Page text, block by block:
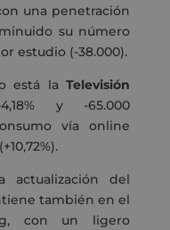
una penetración
su número
estudio (-38.000).
está laTelevisión
y -65.000
vía online
actualización del
también en el
con un ligero